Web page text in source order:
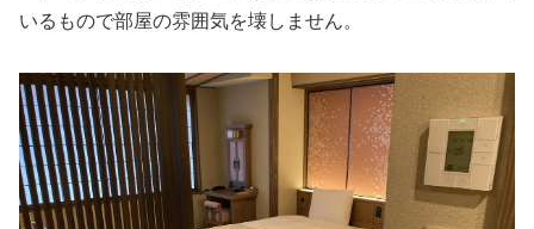
いるもので部屋の雰囲気を壊しません。